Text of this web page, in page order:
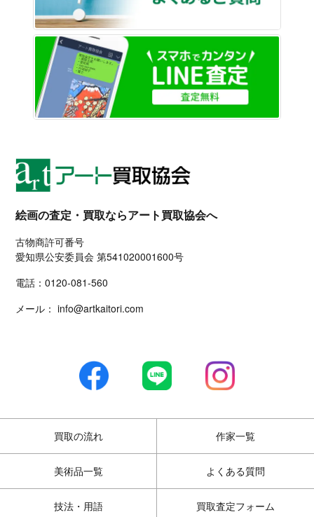
絵画の査定・買取ならアート買取協会へ
古物商許可番号
愛知県公安委員会 第541020001600号
電話：0120-081-560
メール： info@artkaitori.com
買取の流れ 作家一覧
美術品一覧 よくある質問
技法・用語 買取査定フォーム